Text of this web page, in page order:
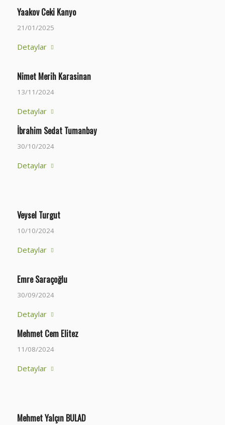
Yaakov Ceki Kanyo
21/01/2025
Detaylar
Nimet Merih Karasinan
13/11/2024
Detaylar
İbrahim Sedat Tumanbay
30/10/2024
Detaylar
Veysel Turgut
10/10/2024
Detaylar
Emre Saraçoğlu
30/09/2024
Detaylar
Mehmet Cem Elitez
11/08/2024
Detaylar
Mehmet Yalçın BULAD